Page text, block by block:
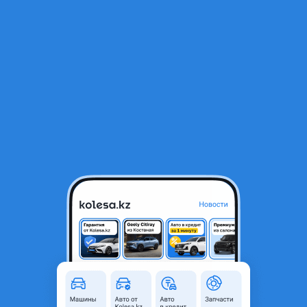
Круиз контроль тойота камри ярис каролла
Алматы, Алматинская